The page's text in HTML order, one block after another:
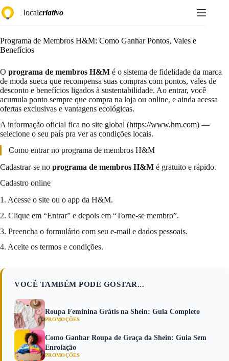
para
localcriativo
Programa de Membros H&M: Como Ganhar Pontos, Vales e
Benefícios
O programa de membros H&M é o sistema de fidelidade da marca
de moda sueca que recompensa suas compras com pontos, vales de
desconto e benefícios ligados à sustentabilidade. Ao entrar, você
acumula ponto sempre que compra na loja ou online, e ainda acessa
ofertas exclusivas e vantagens ecológicas.
A informação oficial fica no site global (https://www.hm.com) —
selecione o seu país pra ver as condições locais.
Como entrar no programa de membros H&M
Cadastrar-se no programa de membros H&M é gratuito e rápido.
Cadastro online
1. Acesse o site ou o app da H&M.
2. Clique em “Entrar” e depois em “Torne-se membro”.
3. Preencha o formulário com seu e-mail e dados pessoais.
4. Aceite os termos e condições.
VOCÊ TAMBÉM PODE GOSTAR...
Roupa Feminina Grátis na Shein: Guia Completo
PROMOÇÕES
Como Ganhar Roupa de Graça da Shein: Guia Sem
Enrolação
PROMOÇÕES